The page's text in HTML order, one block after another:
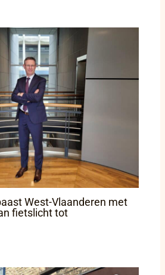
West-Vlaanderen met
fietslicht tot